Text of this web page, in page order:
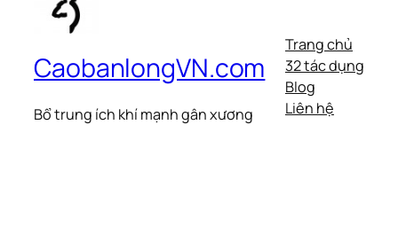
CaobanlongVN.com
Bổ trung ích khí mạnh gân xương
Trang chủ
32 tác dụng
Blog
Liên hệ